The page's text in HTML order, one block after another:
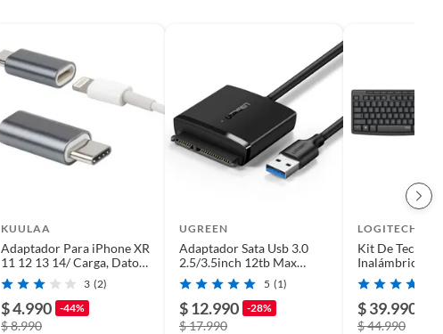
KUULAA
Adaptador Para iPhone XR
11 12 13 14/ Carga, Datos/
No Audio
3 (2)
$ 4.990 -44%
$ 8.990
UGREEN
Adaptador Sata Usb 3.0
2.5/3.5inch 12tb Max
Ugreen Cm257
5 (1)
$ 12.990 -28%
$ 17.990
LOGITECH
Kit De Teclado
Inalámbrico
Mk295 Español
$ 39.990
$ 44.990